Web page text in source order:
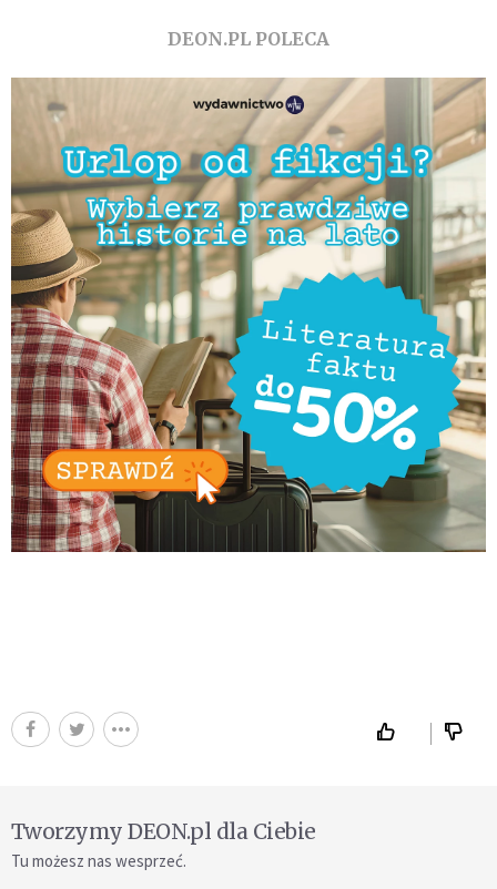
DEON.PL POLECA
Tworzymy DEON.pl dla Ciebie
Tu możesz nas wesprzeć.